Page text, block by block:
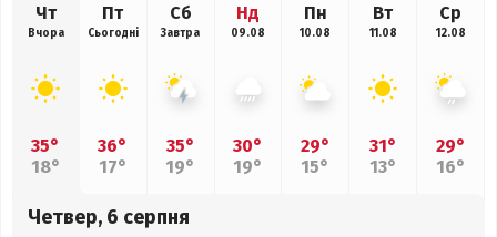
Чт
Вчора
35°
18°
Пт
Сьогодні
36°
17°
Сб
Завтра
35°
19°
Нд
09.08
30°
19°
Пн
10.08
29°
15°
Вт
11.08
31°
13°
Ср
12.08
29°
16°
Четвер, 6 серпня